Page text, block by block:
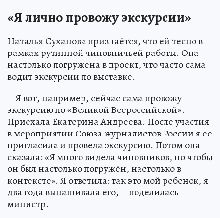
«Я лично провожу экскурсии»
Наталья Суханова признаётся, что ей тесно в
рамках рутинной чиновничьей работы. Она
настолько погружена в проект, что часто сама
водит экскурсии по выставке.
– Я вот, например, сейчас сама провожу
экскурсию по «Великой Всероссийской».
Приехала Екатерина Андреева. После участия
в мероприятии Союза журналистов России я ее
пригласила и провела экскурсию. Потом она
сказала: «Я много видела чиновников, но чтобы
он был настолько погружён, настолько в
контексте». Я ответила: так это мой ребенок, я
два года вынашивала его, – поделилась
министр.